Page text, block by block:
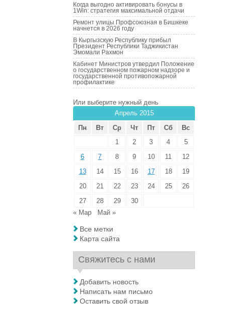
Когда выгодно активировать бонусы в
1Win: стратегия максимальной отдачи
Ремонт улицы Профсоюзная в Бишкеке
начнется в 2026 году
В Кыргызскую Республику прибыл
Президент Республики Таджикистан
Эмомали Рахмон
Кабинет Министров утвердил Положение
о государственном пожарном надзоре и
государственной противопожарной
профилактике
Или выберите нужный день
Апрель 2015
Пн
Вт Ср Чт Пт Сб
Вс
1
2 3 4
5
6
7 8 9 10 11
12
13
14 15 16 17 18
19
20
21 22 23 24 25
26
27
28 29
30
« Мар
Май »
Все метки
Карта сайта
Свяжитесь с нами
Добавить новость
Написать нам письмо
Оставить свой отзыв